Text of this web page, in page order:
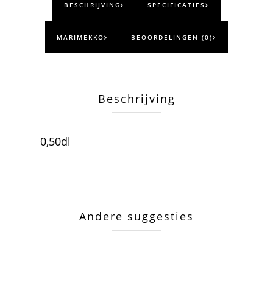
BESCHRIJVING SPECIFICATIES
MARIMEKKO BEOORDELINGEN (0)
Beschrijving
0,50dl
Andere suggesties